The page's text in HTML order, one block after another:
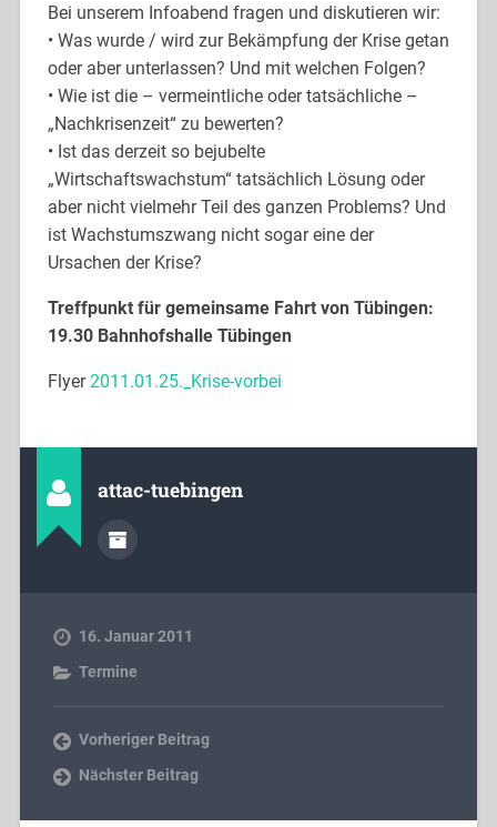
Bei unserem Infoabend fragen und diskutieren wir:
• Was wurde / wird zur Bekämpfung der Krise getan
oder aber unterlassen? Und mit welchen Folgen?
• Wie ist die – vermeintliche oder tatsächliche –
„Nachkrisenzeit“ zu bewerten?
• Ist das derzeit so bejubelte
„Wirtschaftswachstum“ tatsächlich Lösung oder
aber nicht vielmehr Teil des ganzen Problems? Und
ist Wachstumszwang nicht sogar eine der
Ursachen der Krise?
Treffpunkt für gemeinsame Fahrt von Tübingen:
19.30 Bahnhofshalle Tübingen
Flyer2011.01.25._Krise-vorbei
attac-tuebingen
16. Januar 2011
Termine
Vorheriger Beitrag
Nächster Beitrag